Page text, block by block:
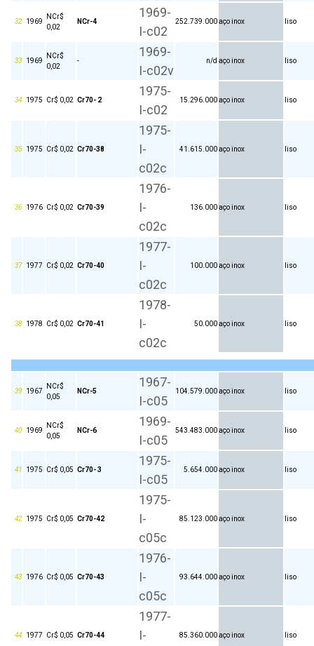
32 1969
NCr$
0,02
NCr-4
1969-
I-c02
252.739.000aço inox liso
33 1969
NCr$
0,02
-
1969-
I-c02v
n/d aço inox liso
34 1975 Cr$ 0,02 Cr70- 2
1975-
I-c02
15.296.000aço inox liso
35 1975 Cr$ 0,02 Cr70-38
1975-
I-
c02c
41.615.000aço inox liso
36 1976 Cr$ 0,02 Cr70-39
1976-
I-
c02c
136.000aço inox liso
37 1977 Cr$ 0,02 Cr70-40
1977-
I-
c02c
100.000aço inox liso
38 1978 Cr$ 0,02 Cr70-41
1978-
I-
c02c
50.000aço inox liso
39 1967
NCr$
0,05
NCr-5
1967-
I-c05
104.579.000aço inox liso
40 1969
NCr$
0,05
NCr-6
1969-
I-c05
543.483.000aço inox liso
41 1975 Cr$ 0,05 Cr70- 3
1975-
I-c05
5.654.000aço inox liso
42 1975 Cr$ 0,05 Cr70-42
1975-
I-
c05c
85.123.000aço inox liso
43 1976 Cr$ 0,05 Cr70-43
1976-
I-
c05c
93.644.000aço inox liso
44 1977 Cr$ 0,05 Cr70-44
1977-
I-
85.360.000aço inox liso